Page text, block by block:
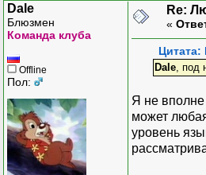
Dale
Блюзмен
Команда клуба
Offline
Пол:
Re:
«
Цитата:
Dale, под
Я не
может
уровень